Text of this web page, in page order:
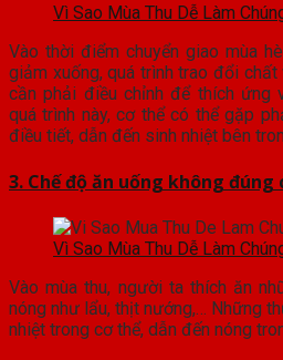
Vì Sao Mùa Thu Dễ Làm
Vào thời điểm chuyển giao mùa
giảm xuống, quá trình trao đổi
cần phải điều chỉnh để thích ứng
quá trình này, cơ thể có thể gặp
điều tiết, dẫn đến sinh nhiệt bên
3. Chế độ ăn uống không đúng
Vì Sao Mùa Thu Dễ Làm
Vào mùa thu, người ta thích ăn
nóng như lẩu, thịt nướng,… Những
nhiệt trong cơ thể, dẫn đến nóng